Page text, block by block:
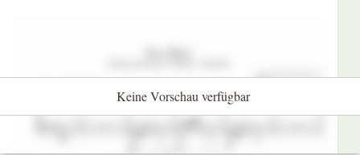
Keine Vorschau verfügbar